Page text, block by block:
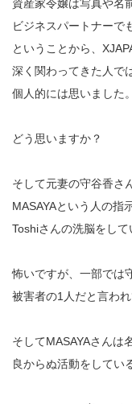
資産家令嬢は写真や名
ビジネスパートナーで
ということから、
深く関わってきた人で
個人的には思いました。
どう思いますか？
そして元妻の守谷香さ
MASAYAという人の指
Toshiさんの洗脳をして
怖いですが、一部では
被害者の1人だと言われ
そしてMASAYAさんは
良からぬ活動をしてい